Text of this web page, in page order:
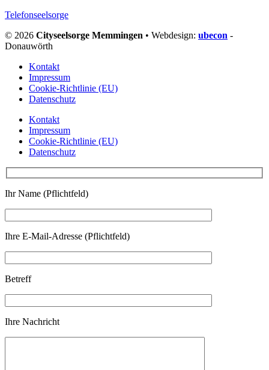
Telefonseelsorge
© 2026 Cityseelsorge Memmingen • Webdesign: ubecon -
Donauwörth
Kontakt
Impressum
Cookie-Richtlinie (EU)
Datenschutz
Kontakt
Impressum
Cookie-Richtlinie (EU)
Datenschutz
Ihr Name (Pflichtfeld)
Ihre E-Mail-Adresse (Pflichtfeld)
Betreff
Ihre Nachricht